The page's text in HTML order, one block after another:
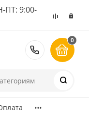
9:00-
8 (495)
0
...